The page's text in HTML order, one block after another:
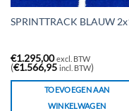
SPRINTTRACK BLAUW
€1.295,00 excl. BTW
(€1.566,95 incl. BTW)
TOEVOEGEN AAN
WINKELWAGEN